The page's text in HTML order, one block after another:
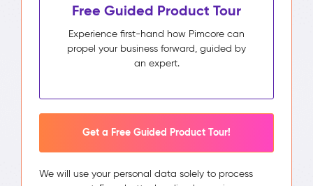
Free Guided Product Tour
Experience first-hand how Pimcore can
propel your business forward, guided by
an expert.
Get a Free Guided Product Tour!
We will use your personal data solely to process